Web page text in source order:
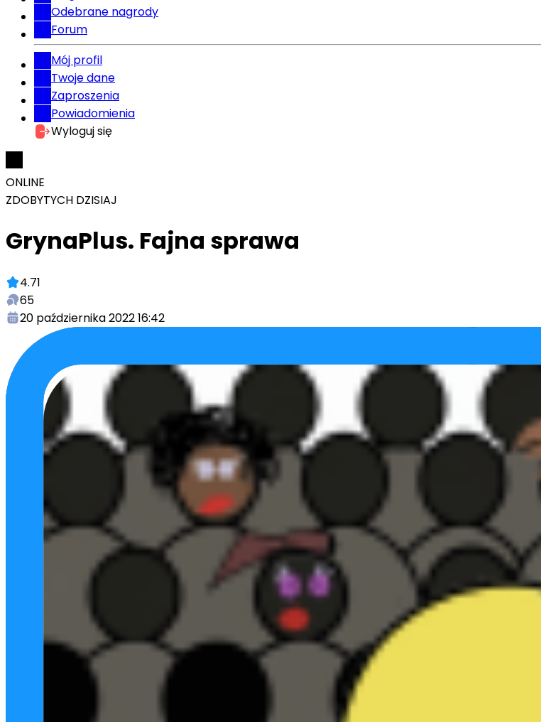
Odebrane nagrody
Forum
Mój profil
Twoje dane
Zaproszenia
Powiadomienia
Wyloguj się
ONLINE
ZDOBYTYCH DZISIAJ
GrynaPlus. Fajna sprawa
4.71
65
20 października 2022 16:42